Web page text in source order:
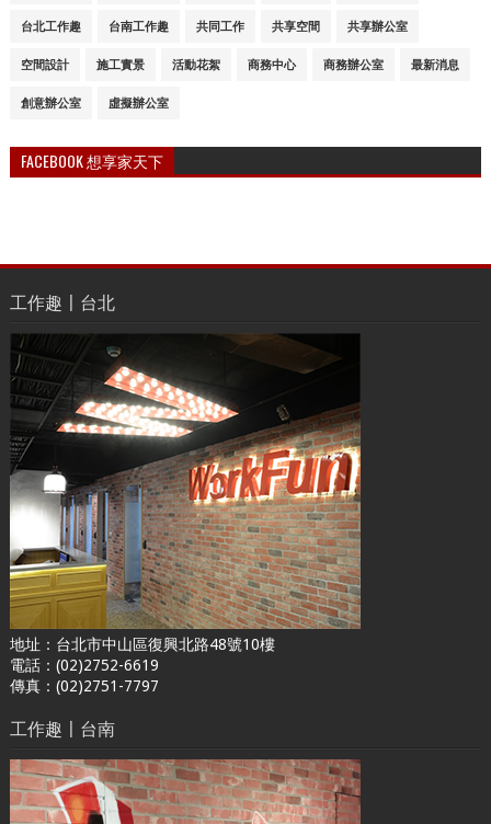
台北工作趣 台南工作趣 共同工作 共享空間 共享辦公室
空間設計 施工實景 活動花絮 商務中心 商務辦公室 最新消息
創意辦公室 虛擬辦公室
FACEBOOK 想享家天下
工作趣〡台北
地址：台北市中山區復興北路48號10樓
電話：(02)2752-6619
傳真：(02)2751-7797
工作趣〡台南